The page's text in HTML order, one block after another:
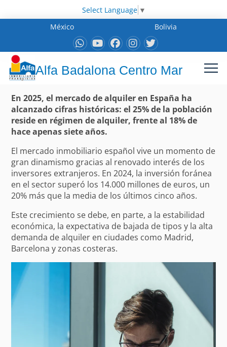
Select Language ▼
México
Bolivia
Alfa Badalona Centro Mar
En 2025, el mercado de alquiler en España ha
alcanzado cifras históricas: el 25% de la población
reside en régimen de alquiler, frente al 18% de
hace apenas siete años.
El mercado inmobiliario español vive un momento de
gran dinamismo gracias al renovado interés de los
inversores extranjeros. En 2024, la inversión foránea
en el sector superó los 14.000 millones de euros, un
20% más que la media de los últimos cinco años.
Este crecimiento se debe, en parte, a la estabilidad
económica, la expectativa de bajada de tipos y la alta
demanda de alquiler en ciudades como Madrid,
Barcelona y zonas costeras.